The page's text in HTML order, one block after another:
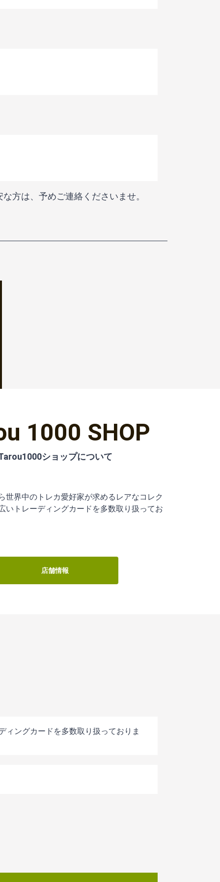
方は、予めご連絡くださいませ。
1000 SHOP
世界中のトレカ愛好家が求めるレアなコレク
いトレーディングカードを多数取り扱ってお
店舗情報
ィングカードを多数取り扱っておりま